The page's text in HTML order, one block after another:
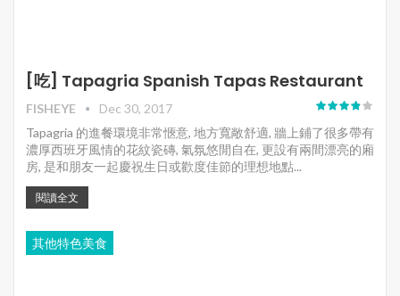
[吃] Tapagria Spanish Tapas Restaurant
FISHEYE
Dec 30, 2017
Tapagria 的進餐環境非常愜意, 地方寬敞舒適, 牆上鋪了很多帶有
濃厚西班牙風情的花紋瓷磚, 氣氛悠閒自在, 更設有兩間漂亮的廂
房, 是和朋友一起慶祝生日或歡度佳節的理想地點...
閱讀全文
其他特色美食